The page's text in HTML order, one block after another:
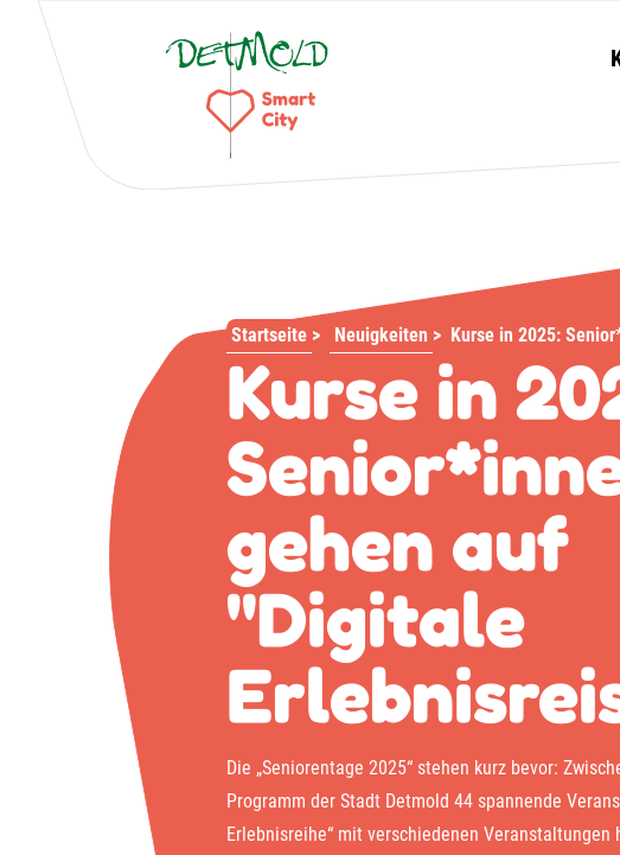
Startseite > Neuigkeiten > Kurse in 2025:
Kurse in
gehen auf
"Digitale
Die „Seniorentage 2025“ stehen kurz bevor:
Programm der Stadt Detmold 44 spannende
Erlebnisreihe“ mit verschiedenen